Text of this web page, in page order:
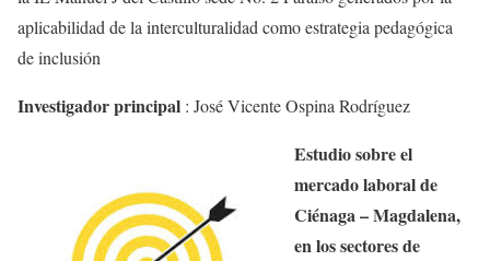
aplicabilidad de la interculturalidad como estrategia pedagógica
de inclusión
Investigador principal : José Vicente Ospina Rodríguez
Estudio sobre el
mercado laboral de
Ciénaga – Magdalena,
en los sectores de